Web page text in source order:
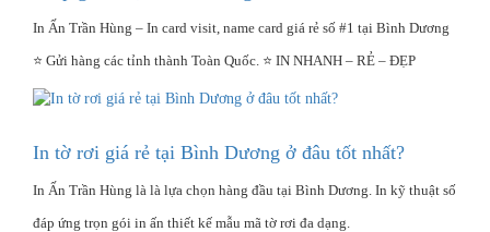
In Ấn Trần Hùng – In card visit, name card giá rẻ số #1 tại Bình Dương
⭐ Gửi hàng các tỉnh thành Toàn Quốc. ⭐ IN NHANH – RẺ – ĐẸP
In tờ rơi giá rẻ tại Bình Dương ở đâu tốt nhất?
In Ấn Trần Hùng là là lựa chọn hàng đầu tại Bình Dương. In kỹ thuật số
đáp ứng trọn gói in ấn thiết kế mẫu mã tờ rơi đa dạng.